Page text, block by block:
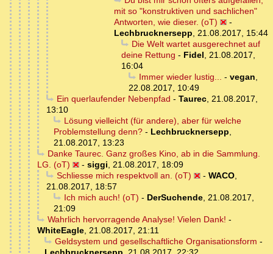
mit so "konstruktiven und sachlichen"
Antworten, wie dieser. (oT)
-
Lechbrucknersepp, 21.08.2017, 15:44
Die Welt wartet ausgerechnet auf
deine Rettung - Fidel, 21.08.2017,
16:04
Immer wieder lustig... - vegan,
22.08.2017, 10:49
Ein querlaufender Nebenpfad - Taurec, 21.08.2017,
13:10
Lösung vielleicht (für andere), aber für welche
Problemstellung denn? - Lechbrucknersepp,
21.08.2017, 13:23
Danke Taurec. Ganz großes Kino, ab in die Sammlung.
LG. (oT)
- siggi, 21.08.2017, 18:09
Schliesse mich respektvoll an. (oT)
- WACO,
21.08.2017, 18:57
Ich mich auch! (oT) - DerSuchende, 21.08.2017,
21:09
Wahrlich hervorragende Analyse! Vielen Dank! -
WhiteEagle, 21.08.2017, 21:11
Geldsystem und gesellschaftliche Organisationsform -